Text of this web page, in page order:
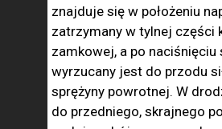
znajduje się w położeniu
zatrzymany w tylnej części
zamkowej, a po naciśnięciu
wyrzucany jest do przodu
sprężyny powrotnej. W
do przedniego, skrajnego